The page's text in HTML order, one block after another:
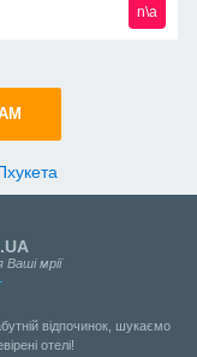
n\a
мрії
відпочинок, шукаємо
отелі!